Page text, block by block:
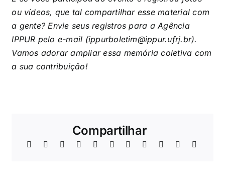
ou vídeos, que tal compartilhar esse material com
a gente? Envie seus registros para a Agência
IPPUR pelo e-mail (ippurboletim@ippur.ufrj.br).
Vamos adorar ampliar essa memória coletiva com
a sua contribuição!
Compartilhar